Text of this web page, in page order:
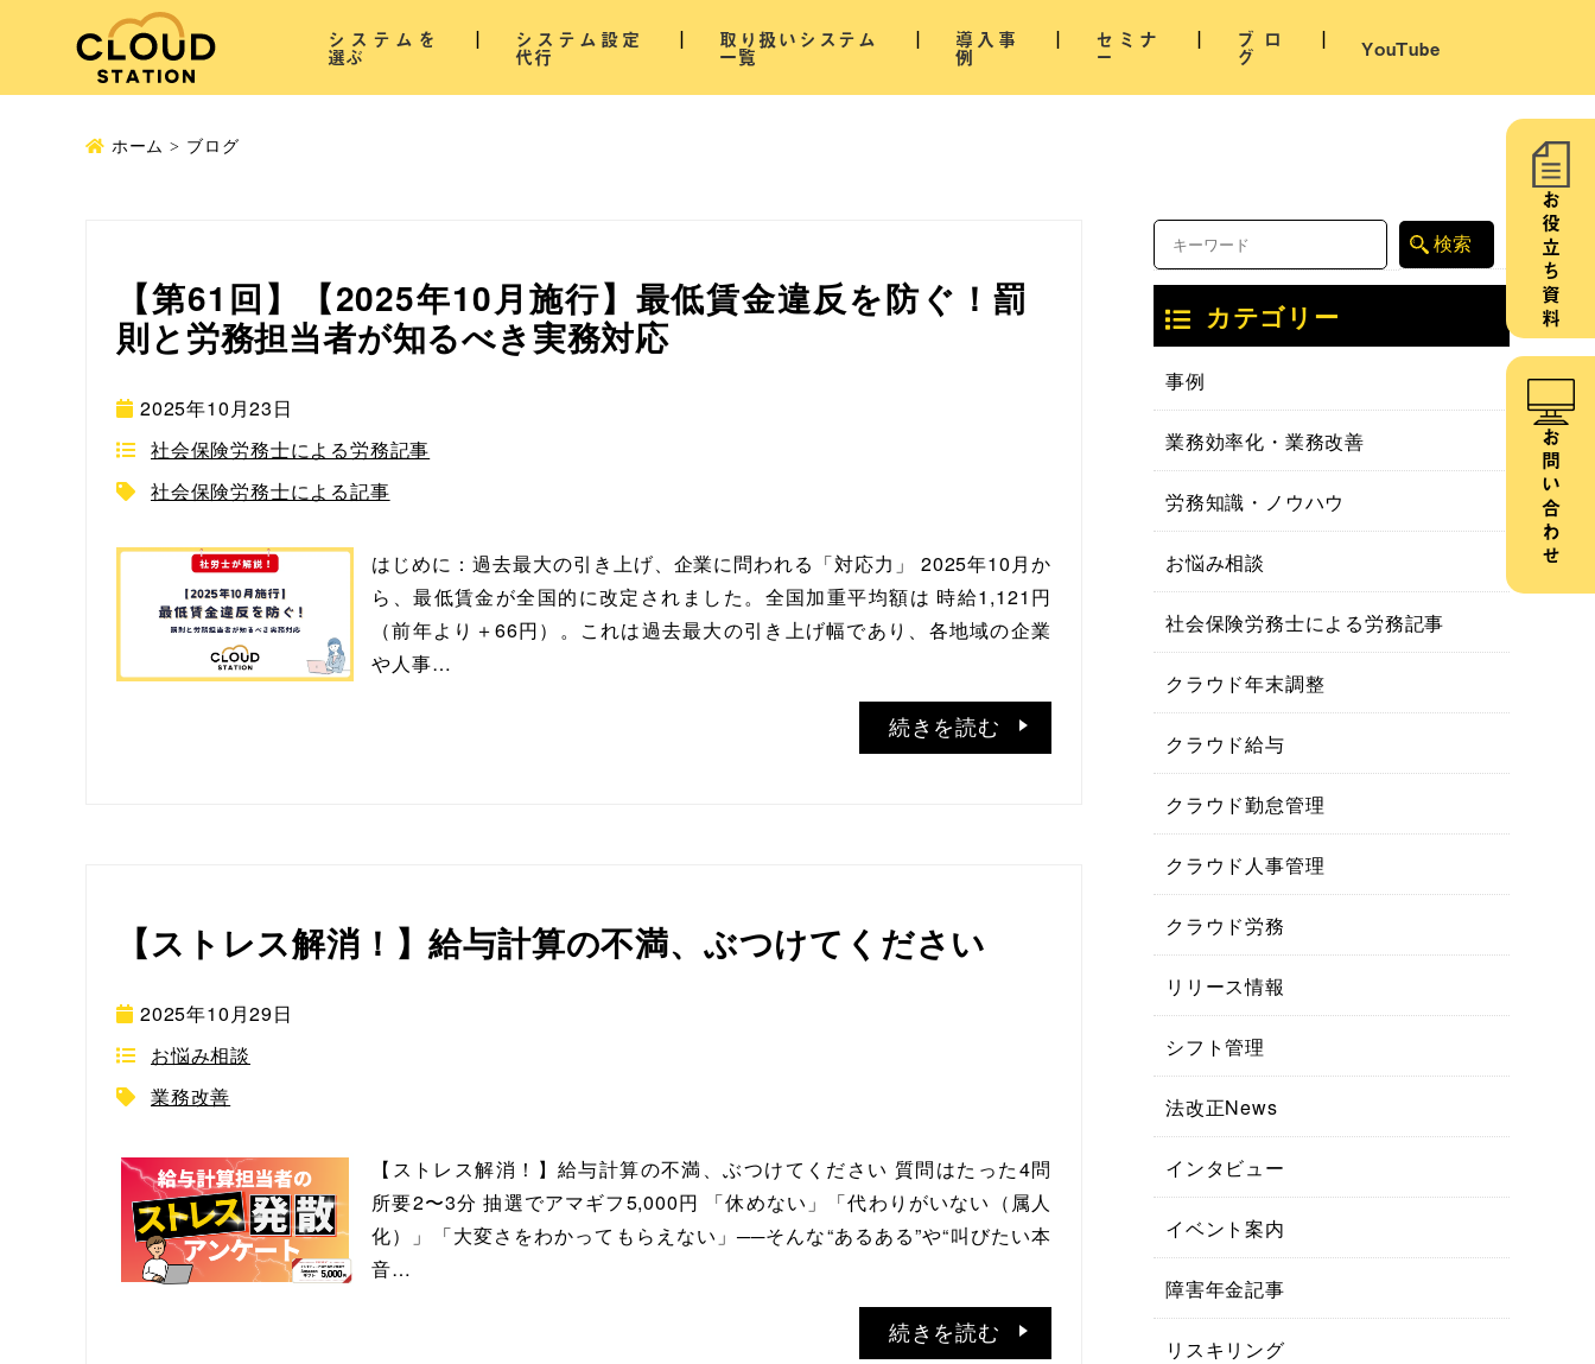
システムを
選ぶ
システム設定
代行
取り扱いシステム
一覧
導入事
例
セミナ
ー
ブロ
グ YouTube
お役立ち資料
お問い合わせ
ホーム ブログ
【第61回】【2025年10月施行】最低賃金違反を防ぐ！罰
則と労務担当者が知るべき実務対応
2025年10月23日
社会保険労務士による労務記事
社会保険労務士による記事
はじめに：過去最大の引き上げ、企業に問われる「対応力」 2025年10月か
ら、最低賃金が全国的に改定されました。全国加重平均額は 時給1,121円
（前年より＋66円）。これは過去最大の引き上げ幅であり、各地域の企業
や人事…
続きを読む
【ストレス解消！】給与計算の不満、ぶつけてください
2025年10月29日
お悩み相談
業務改善
【ストレス解消！】給与計算の不満、ぶつけてください 質問はたった4問
所要2〜3分 抽選でアマギフ5,000円 「休めない」「代わりがいない（属人
化）」「大変さをわかってもらえない」──そんな“あるある”や“叫びたい本
音…
続きを読む
カテゴリー
事例
業務効率化・業務改善
労務知識・ノウハウ
お悩み相談
社会保険労務士による労務記事
クラウド年末調整
クラウド給与
クラウド勤怠管理
クラウド人事管理
クラウド労務
リリース情報
シフト管理
法改正News
インタビュー
イベント案内
障害年金記事
リスキリング